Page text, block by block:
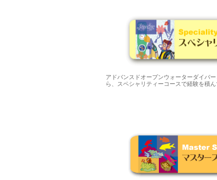
アドバンスドオープンウォーターダイバ
ら、スペシャリティーコースで経験を積